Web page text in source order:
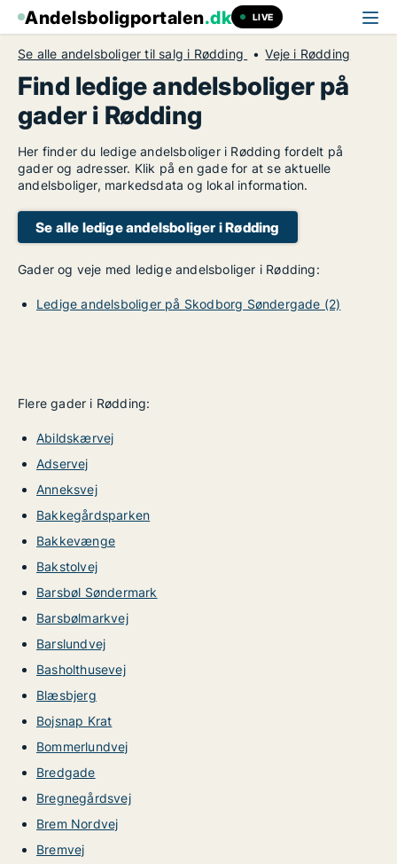
Andelsboligportalen.dk LIVE
Se alle andelsboliger til salg i Rødding Veje i Rødding
Find ledige andelsboliger på
gader i Rødding
Her finder du ledige andelsboliger i Rødding fordelt på
gader og adresser. Klik på en gade for at se aktuelle
andelsboliger, markedsdata og lokal information.
Se alle ledige andelsboliger i Rødding
Gader og veje med ledige andelsboliger i Rødding:
Ledige andelsboliger på Skodborg Søndergade (2)
Flere gader i Rødding:
Abildskærvej
Adservej
Anneksvej
Bakkegårdsparken
Bakkevænge
Bakstolvej
Barsbøl Søndermark
Barsbølmarkvej
Barslundvej
Basholthusevej
Blæsbjerg
Bojsnap Krat
Bommerlundvej
Bredgade
Bregnegårdsvej
Brem Nordvej
Bremvej